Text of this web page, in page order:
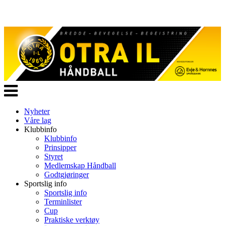
Veksle
navigasjon
Nyheter
Våre lag
Klubbinfo
Klubbinfo
Prinsipper
Styret
Medlemskap Håndball
Godtgjøringer
Sportslig info
Sportslig info
Terminlister
Cup
Praktiske verktøy